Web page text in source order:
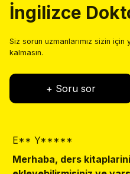
İngilizce
Siz sorun uzmanlarımız sizin için
kalmasın.
+ Soru sor
E** Y*****
Merhaba, ders